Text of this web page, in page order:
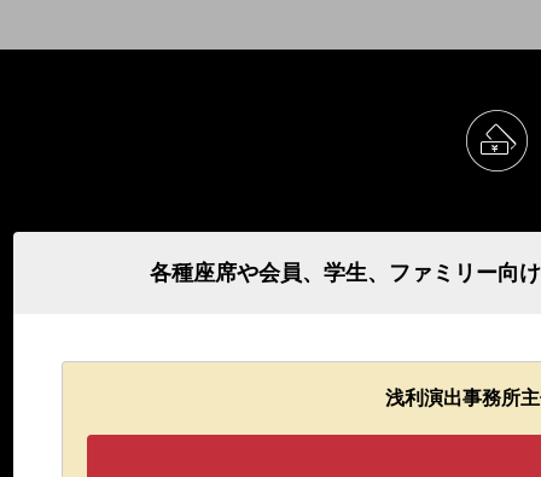
各種座席や会員、学生、ファミリー向
浅利演出事務所